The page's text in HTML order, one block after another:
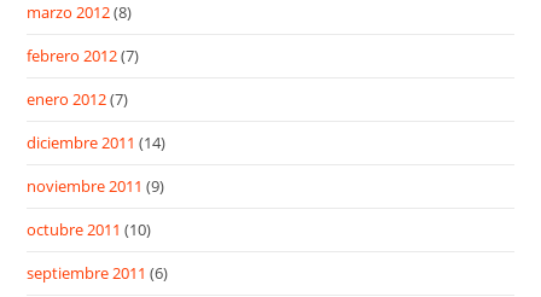
marzo 2012(8)
febrero 2012(7)
enero 2012(7)
diciembre 2011 (14)
noviembre 2011 (9)
octubre 2011 (10)
septiembre 2011 (6)